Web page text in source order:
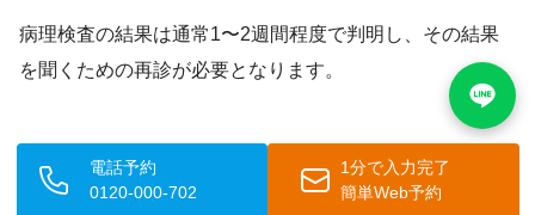
病理検査の結果は通常1〜2週間程度で判明し、その結果
を聞くための再診が必要となります。
💉 粉瘤の治療方法
電話予約
0120-000-702
1分で入力完了
簡単Web予約